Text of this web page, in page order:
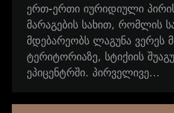
ერთ-ერთი იურიდიული
მარაგების სახით, რომლის
მდებარეობს ლაგუნა ვერეს
ტერიტორიაზე, სტიქიის
ეპიცენტრში. პირველივე…